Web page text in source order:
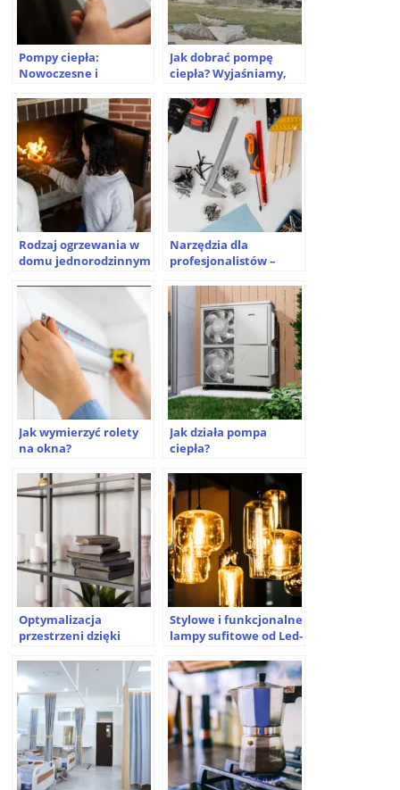
Pompy ciepła:
Nowoczesne i
rozwiązanie do
ogrzewania domu
Jak dobrać pompę
ciepła? Wyjaśniamy,
przy zakupie
urządzenia
Rodzaj ogrzewania w
domu jednorodzinnym
Narzędzia dla
profesjonalistów –
pominąć?
Jak wymierzyć rolety
na okna?
Jak działa pompa
ciepła?
Optymalizacja
przestrzeni dzięki
regałom metalowym
Stylowe i funkcjonalne
lampy sufitowe od Led-